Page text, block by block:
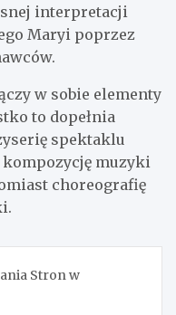
interpretacji
Maryi poprzez
w sobie elementy
to dopełnia
spektaklu
muzyki
choreografię
Stron w